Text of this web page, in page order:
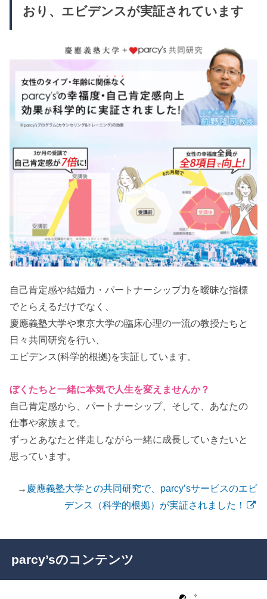
おり、エビデンスが実証されています
自己肯定感や結婚力・パートナーシップ力を曖昧な指標
でとらえるだけでなく、
慶應義塾大学や東京大学の臨床心理の一流の教授たちと
日々共同研究を行い、
エビデンス(科学的根拠)を実証しています。
ぼくたちと一緒に本気で人生を変えませんか？
自己肯定感から、パートナーシップ、そして、あなたの
仕事や家族まで。
ずっとあなたと伴走しながら一緒に成長していきたいと
思っています。
→ 慶應義塾大学との共同研究で、parcy’sサービスのエビ
デンス（科学的根拠）が実証されました！
parcy’sのコンテンツ